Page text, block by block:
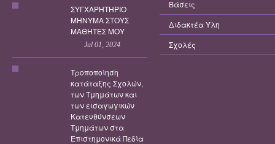
ΣΥΓΧΑΡΗΤΗΡΙΟ
ΜΗΝΥΜΑ ΣΤΟΥΣ
ΜΑΘΗΤΕΣ ΜΟΥ
Jul 01, 2024
Τροποποίηση
κατάταξης Σχολών,
των Τμημάτων και
των εισαγωγικών
Κατευθύνσεων
Τμημάτων στα
Επιστημονικά Πεδία
Βάσεις
Διδακτέα Ύλη
Σχολές